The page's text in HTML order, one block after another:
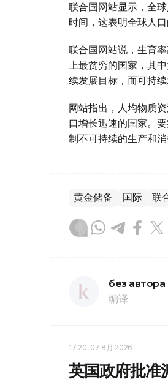
联合国网站显示，全
时间，这表明全球人
联合国网站说，生育
上最贫穷的国家，其
续发展目标，而可持
网站指出，人均物质
口增长迅速的国家。
制不可持续的生产和消
黄金储备 国际 联
без автора
编译
17:20, 07 8月 2026
英国政府批准